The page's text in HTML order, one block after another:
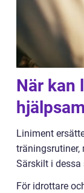
När kan
Liniment
träningsrutiner,
Särskilt i dessa
För idrottare